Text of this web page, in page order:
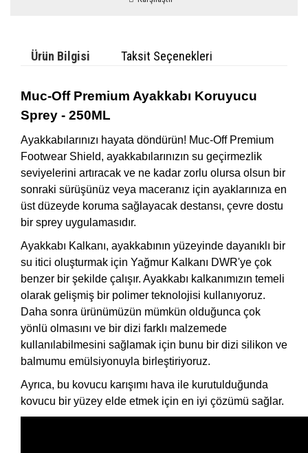
Ürün Bilgisi Taksit Seçenekleri
Muc-Off Premium Ayakkabı Koruyucu
Sprey - 250ML
Ayakkabılarınızı hayata döndürün! Muc-Off Premium
Footwear Shield, ayakkabılarınızın su geçirmezlik
seviyelerini artıracak ve ne kadar zorlu olursa olsun bir
sonraki sürüşünüz veya maceranız için ayaklarınıza en
üst düzeyde koruma sağlayacak destansı, çevre dostu
bir sprey uygulamasıdır.
Ayakkabı Kalkanı, ayakkabının yüzeyinde dayanıklı bir
su itici oluşturmak için Yağmur Kalkanı DWR'ye çok
benzer bir şekilde çalışır. Ayakkabı kalkanımızın temeli
olarak gelişmiş bir polimer teknolojisi kullanıyoruz.
Daha sonra ürünümüzün mümkün olduğunca çok
yönlü olmasını ve bir dizi farklı malzemede
kullanılabilmesini sağlamak için bunu bir dizi silikon ve
balmumu emülsiyonuyla birleştiriyoruz.
Ayrıca, bu kovucu karışımı hava ile kurutulduğunda
kovucu bir yüzey elde etmek için en iyi çözümü sağlar.